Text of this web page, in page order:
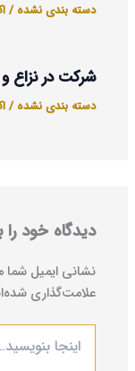
دسته بندی نشده /
شرکت در نزاع
دسته بندی نشده /
دیدگاه‌ خود را
نشانی ایمیل
علامت‌گذاری
بنویسید…